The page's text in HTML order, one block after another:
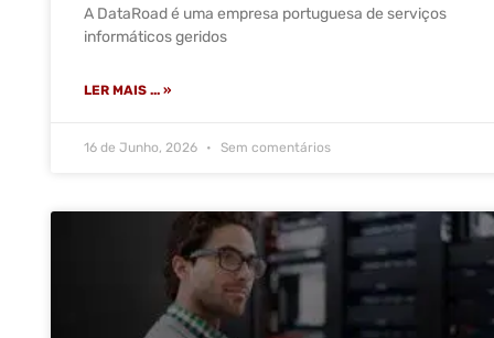
A DataRoad é uma empresa portuguesa de serviços
informáticos geridos
LER MAIS ... »
16 de Junho, 2026 Sem comentários